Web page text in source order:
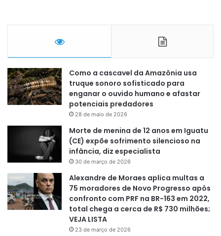
Como a cascavel da Amazônia usa
truque sonoro sofisticado para
enganar o ouvido humano e afastar
potenciais predadores
28 de maio de 2026
Morte de menina de 12 anos em Iguatu
(CE) expõe sofrimento silencioso na
infância, diz especialista
30 de março de 2026
Alexandre de Moraes aplica multas a
75 moradores de Novo Progresso após
confronto com PRF na BR-163 em 2022,
total chega a cerca de R$ 730 milhões;
VEJA LISTA
23 de março de 2026